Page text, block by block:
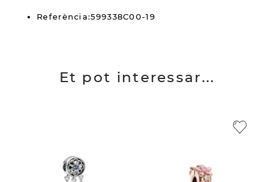
Referència:599338C00-19
Et pot interessar...